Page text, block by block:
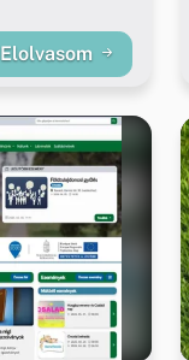
Elolvasom